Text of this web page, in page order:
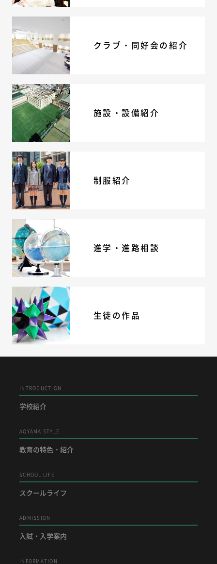
個人情報保護への取り組み
採用情報
地の塩、世の光（スクールモットー）クラブ・同好会の紹介
施設・設備紹介
制服紹介
進学・進路相談
生徒の作品
INTRODUCTION
学校紹介
AOYAMA STYLE
教育の特色・紹介
SCHOOL LIFE
スクールライフ
ADMISSION
入試・入学案内
INFORMATION